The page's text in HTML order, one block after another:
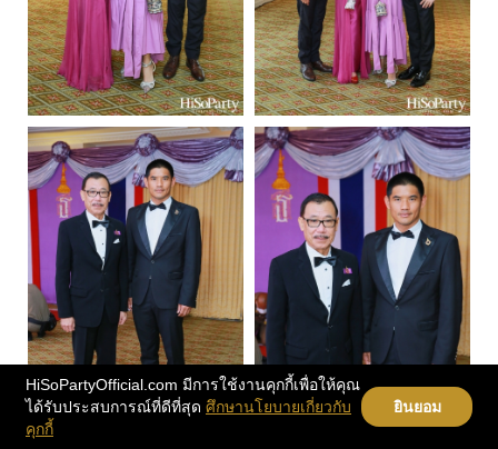
HiSoPartyOfficial.com มีการใช้งานคุกกี้เพื่อให้คุณ
ได้รับประสบการณ์ที่ดีที่สุด ศึกษานโยบายเกี่ยวกับ
คุกกี้
ยินยอม